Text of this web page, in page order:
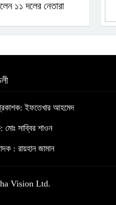
১১ দলের নেতারা
ইফতেখার আহমেদ
মোঃ সাব্বির শাওন
: রায়হান জামান
Vision Ltd.